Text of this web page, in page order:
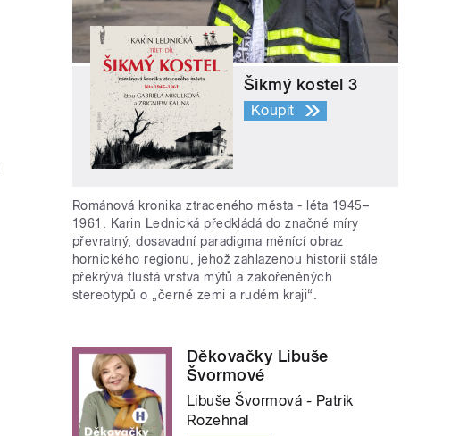
Šikmý kostel 3
Koupit
Románová kronika ztraceného města - léta 1945–
1961. Karin Lednická předkládá do značné míry
převratný, dosavadní paradigma měnící obraz
hornického regionu, jehož zahlazenou historii stále
překrývá tlustá vrstva mýtů a zakořeněných
stereotypů o „černé zemi a rudém kraji“.
Děkovačky Libuše
Švormové
Libuše Švormová - Patrik
Rozehnal